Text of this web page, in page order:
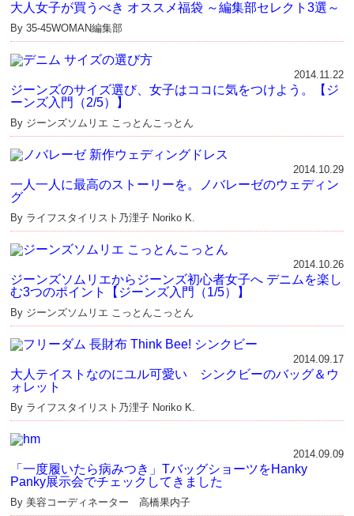
大人女子が買うべき オススメ福袋 ～編集部セレクト3選～
By 35-45WOMAN編集部
2014.11.22
ジーンズのサイズ選び、女子はココに気をつけよう。【ジ
ーンズ入門（2/5）】
By ジーンズソムリエ こっとんこっとん
2014.10.29
一人一人に最高のストーリーを。ノバレーゼのウェディン
グ
By ライフスタイリスト乃浬子 Noriko K.
2014.10.26
ジーンズソムリエからジーンズ初心者女子へ デニムを楽し
む3つのポイント【ジーンズ入門（1/5）】
By ジーンズソムリエ こっとんこっとん
2014.09.17
大人テイストなのにユル可愛い シンクビーのバッグ＆ウ
ォレット
By ライフスタイリスト乃浬子 Noriko K.
2014.09.09
「一度履いたら病みつき」TバッグショーツをHanky
Panky展示会でチェックしてきました
By 美容コーディネーター 高橋果内子